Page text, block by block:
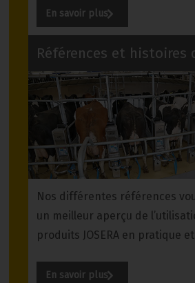
En savoir plus
Références et histoires
Nos différentes références
un meilleur aperçu de
produits JOSERA en pratique
En savoir plus